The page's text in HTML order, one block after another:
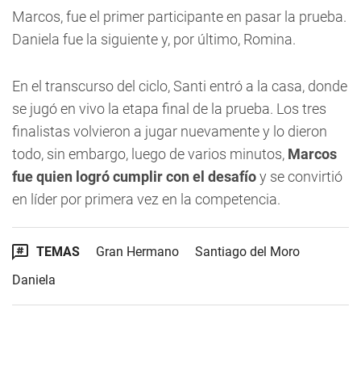
Marcos, fue el primer participante en pasar la prueba.
Daniela fue la siguiente y, por último, Romina.
En el transcurso del ciclo, Santi entró a la casa, donde
se jugó en vivo la etapa final de la prueba. Los tres
finalistas volvieron a jugar nuevamente y lo dieron
todo, sin embargo, luego de varios minutos, Marcos
fue quien logró cumplir con el desafíoy se convirtió
en líder por primera vez en la competencia.
TEMAS Gran Hermano
Santiago del Moro
Daniela